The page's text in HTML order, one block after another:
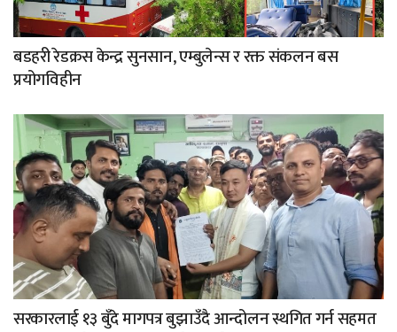
बडहरी रेडक्रस केन्द्र सुनसान, एम्बुलेन्स र रक्त संकलन बस
प्रयोगविहीन
सरकारलाई १३ बुँदे मागपत्र बुझाउँदै आन्दोलन स्थगित गर्न सहमत